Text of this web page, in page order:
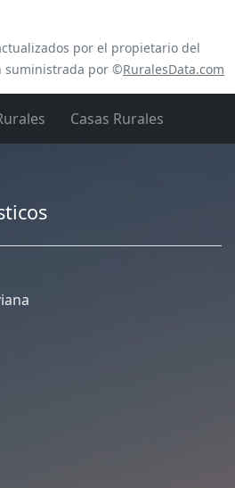
por el propietario del
suministrada por ©RuralesData.com
Casas Rurales